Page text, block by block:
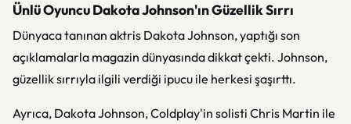
Ünlü Oyuncu Dakota Johnson'ın Güzellik Sırrı
Dünyaca tanınan aktris Dakota Johnson, yaptığı son
açıklamalarla magazin dünyasında dikkat çekti. Johnson,
güzellik sırrıyla ilgili verdiği ipucu ile herkesi şaşırttı.
Ayrıca, Dakota Johnson, Coldplay'in solisti Chris Martin ile